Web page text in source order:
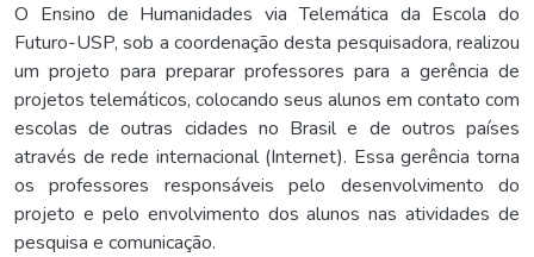
O Ensino de Humanidades via Telemática da Escola do
Futuro-USP, sob a coordenação desta pesquisadora, realizou
um projeto para preparar professores para a gerência de
projetos telemáticos, colocando seus alunos em contato com
escolas de outras cidades no Brasil e de outros países
através de rede internacional (Internet). Essa gerência torna
os professores responsáveis pelo desenvolvimento do
projeto e pelo envolvimento dos alunos nas atividades de
pesquisa e comunicação.